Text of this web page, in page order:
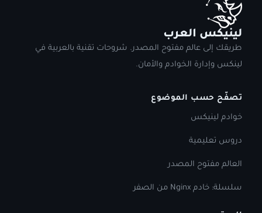
لينيكس العرب
طريقك إلى عالم مفتوح المصدر. شروحات تقنية بالعربية في
لينكس وإدارة الخوادم والأمان.
تصفّح حسب الموضوع
خوادم لينيكس
دروس تعليمية
العالم مفتوح المصدر
سلسلة: خادم Nginx من الصفر